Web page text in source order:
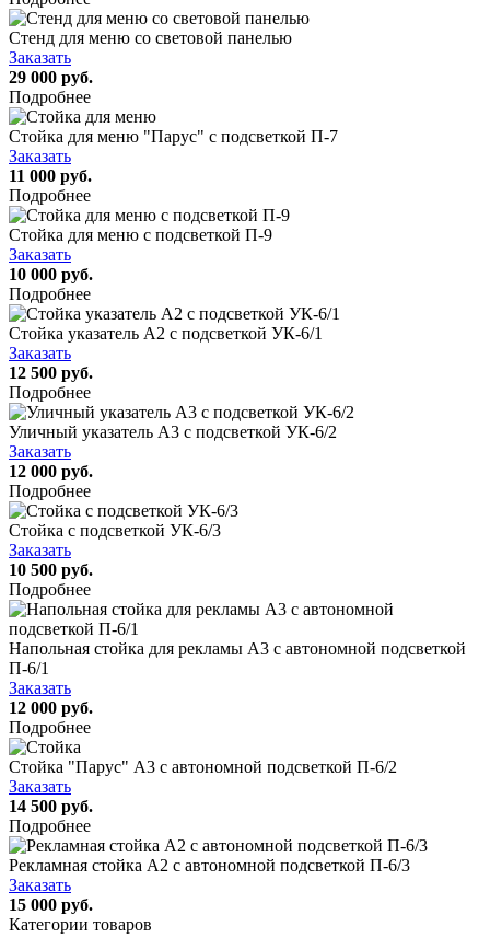
Стенд для меню со световой панелью
Заказать
29 000 руб.
Подробнее
Стойка для меню "Парус" с подсветкой П-7
Заказать
11 000 руб.
Подробнее
Стойка для меню с подсветкой П-9
Заказать
10 000 руб.
Подробнее
Стойка указатель А2 с подсветкой УК-6/1
Заказать
12 500 руб.
Подробнее
Уличный указатель А3 с подсветкой УК-6/2
Заказать
12 000 руб.
Подробнее
Стойка с подсветкой УК-6/3
Заказать
10 500 руб.
Подробнее
Напольная стойка для рекламы А3 с автономной подсветкой
П-6/1
Заказать
12 000 руб.
Подробнее
Стойка "Парус" А3 с автономной подсветкой П-6/2
Заказать
14 500 руб.
Подробнее
Рекламная стойка А2 с автономной подсветкой П-6/3
Заказать
15 000 руб.
Категории товаров